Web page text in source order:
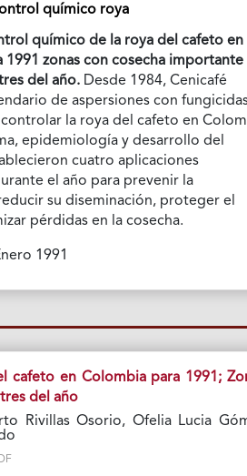
químico roya
químico de la roya del cafeto en
1991 zonas con cosecha importante
del año. Desde 1984, Cenicafé
de aspersiones con
la roya del cafeto en
epidemiología y desarrollo del
cuatro aplicaciones
el año para prevenir la
su diseminación, proteger el
pérdidas en la cosecha.
1991
cafeto en Colombia para 1991;
del año
Rivillas Osorio, Ofelia Lucia